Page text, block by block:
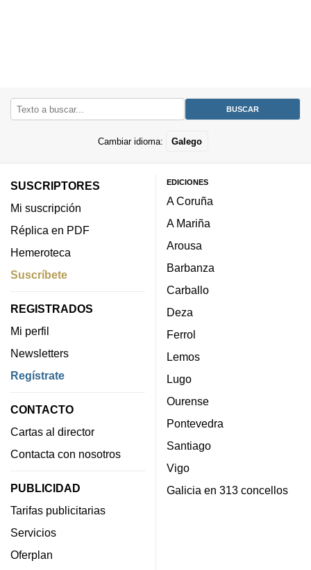
Cambiar idioma: Galego
SUSCRIPTORES
Mi suscripción
Réplica en PDF
Hemeroteca
Suscríbete
REGISTRADOS
Mi perfil
Newsletters
Regístrate
CONTACTO
Cartas al director
Contacta con nosotros
PUBLICIDAD
Tarifas publicitarias
Servicios
Oferplan
EDICIONES
A Coruña
A Mariña
Arousa
Barbanza
Carballo
Deza
Ferrol
Lemos
Lugo
Ourense
Pontevedra
Santiago
Vigo
Galicia en 313 concellos